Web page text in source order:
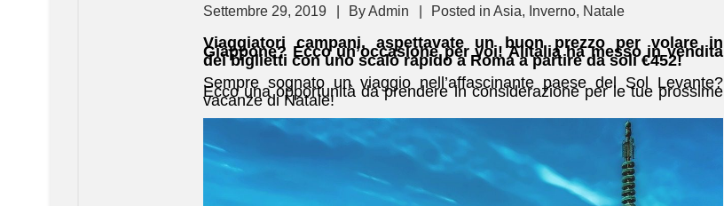
Settembre 29, 2019 ByAdmin Posted in Asia, Inverno, Natale
Viaggiatori campani, aspettavate un buon prezzo per volare in
Giappone? Ecco un’occasione per voi! Alitalia ha messo in vendita
dei biglietti con uno scalo rapido a Roma a partire da soli €452!
Sempre sognato un viaggio nell’affascinante paese del Sol Levante?
Ecco una opportunità da prendere in considerazione per le tue prossime
vacanze di Natale!